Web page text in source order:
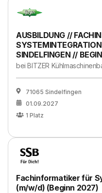
AUSBILDUNG //
SINDELFINGEN //
beiBITZER
71065 Sindelfingen
01.09.2027
1 Platz
Fachinformatiker für
(m/w/d) (Beginn 2027)